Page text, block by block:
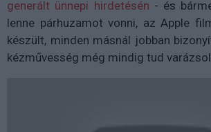
generált ünnepi hirdetésén - és
lenne párhuzamot vonni, az Apple
készült, minden másnál jobban
kézművesség még mindig tud